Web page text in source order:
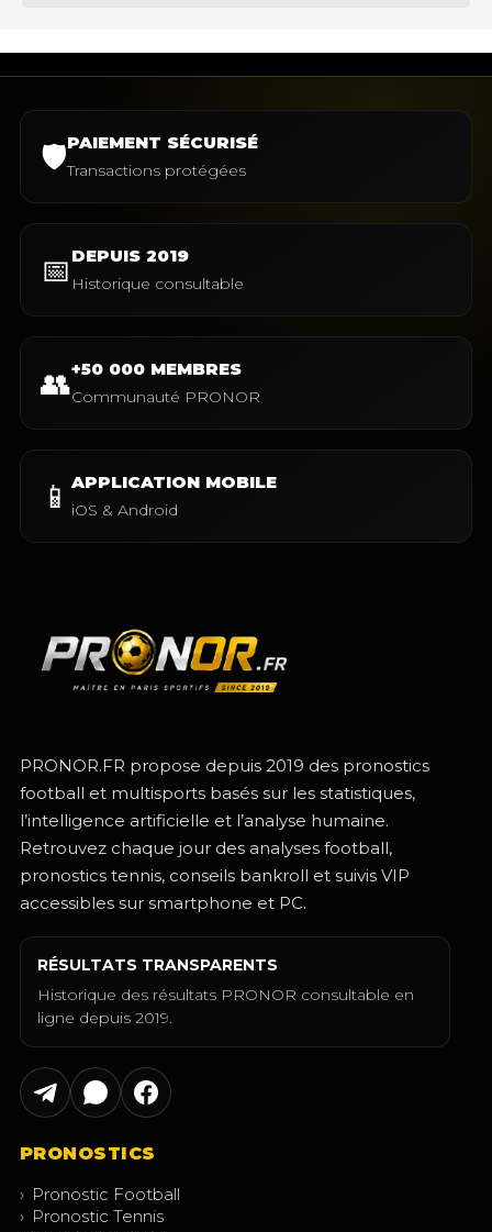
🛡️PAIEMENT SÉCURISÉ
Transactions protégées
📅 DEPUIS 2019
Historique consultable
👥+50 000 MEMBRES
Communauté PRONOR
📱 APPLICATION MOBILE
iOS & Android
PRONOR.FR propose depuis 2019 des pronostics
football et multisports basés sur les statistiques,
l’intelligence artificielle et l’analyse humaine.
Retrouvez chaque jour des analyses football,
pronostics tennis, conseils bankroll et suivis VIP
accessibles sur smartphone et PC.
RÉSULTATS TRANSPARENTS
Historique des résultats PRONOR consultable en
ligne depuis 2019.
PRONOSTICS
› Pronostic Football
› Pronostic Tennis